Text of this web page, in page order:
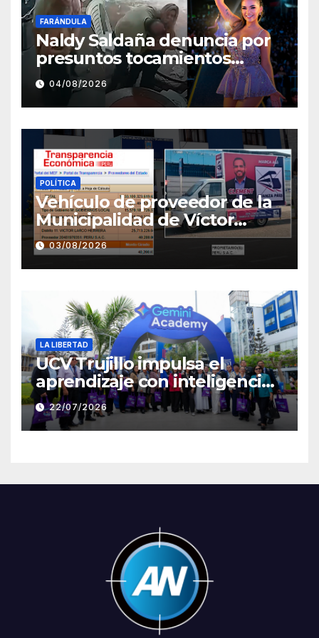
FARÁNDULA
Naldy Saldaña denuncia por
presuntos tocamientos
indebidos a director musical
de La Bella Luz
04/08/2026
POLÍTICA
Vehículo de proveedor de la
Municipalidad de Víctor
Larco aparece con publicidad
de campaña de León
Clement
03/08/2026
LA LIBERTAD
UCV Trujillo impulsa el
aprendizaje con inteligencia
artificial a través de Google
Gemini
22/07/2026